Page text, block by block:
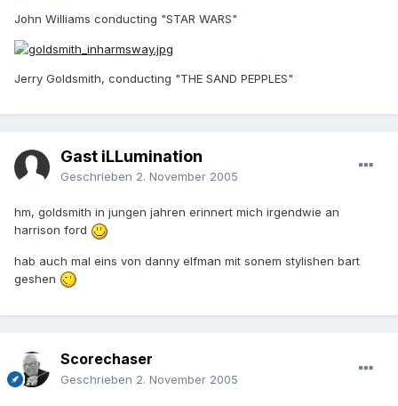
John Williams conducting "STAR WARS"
Jerry Goldsmith, conducting "THE SAND PEPPLES"
Gast iLLumination
Geschrieben 2. November 2005
hm, goldsmith in jungen jahren erinnert mich irgendwie an
harrison ford
hab auch mal eins von danny elfman mit sonem stylishen bart
geshen
Scorechaser
Geschrieben 2. November 2005